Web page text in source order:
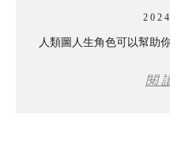
人類圖人生角色可以幫助
閱